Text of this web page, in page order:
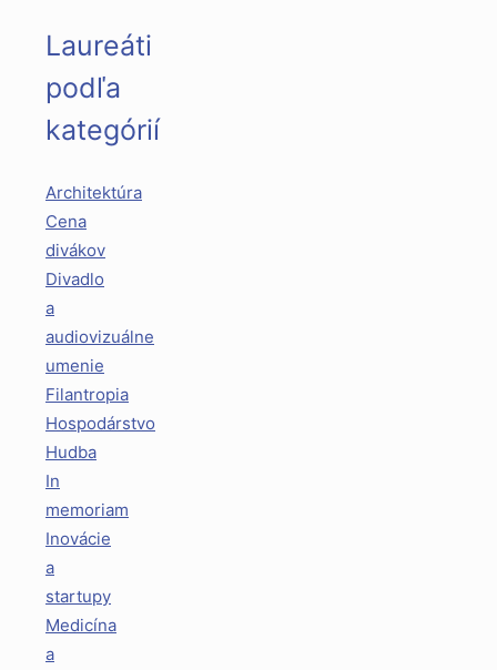
Laureáti
podľa
kategórií
Architektúra
Cena
divákov
Divadlo
a
audiovizuálne
umenie
Filantropia
Hospodárstvo
Hudba
In
memoriam
Inovácie
a
startupy
Medicína
a